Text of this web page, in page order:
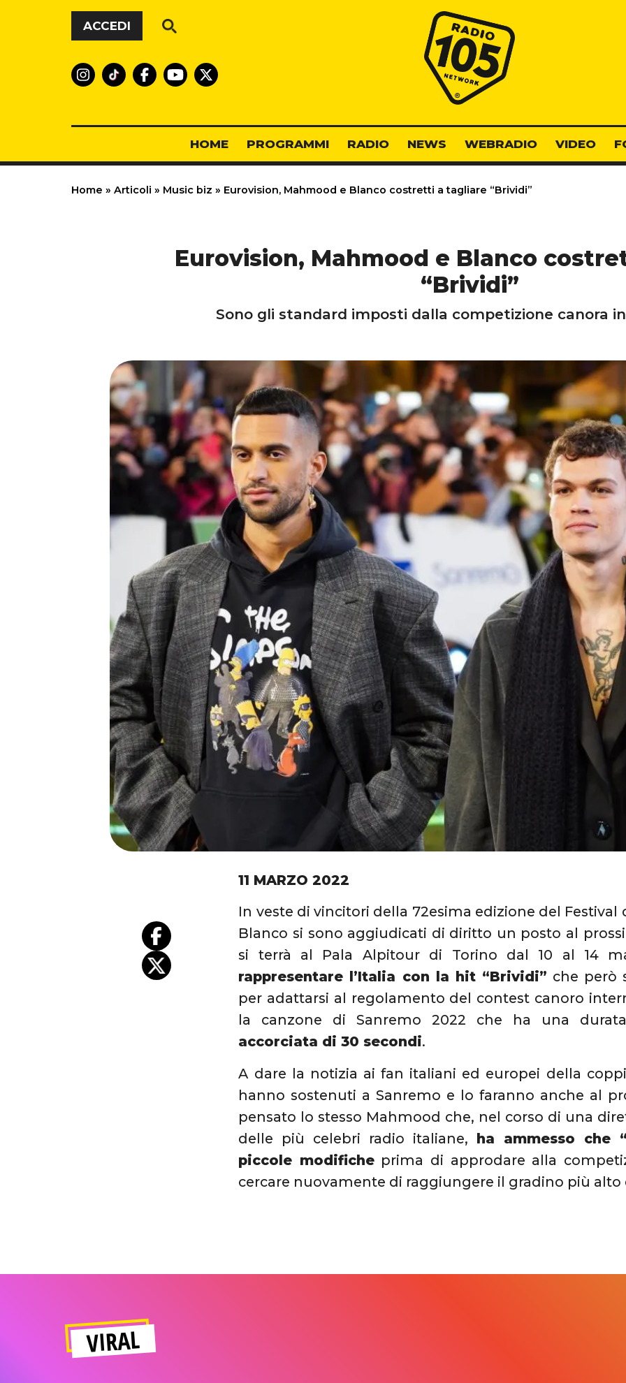
Vai al contenuto
ACCEDI
Radio 105
HOME PROGRAMMI RADIO NEWS WEBRADIO VIDEO
Home » Articoli » Music biz » Eurovision, Mahmood e Blanco costretti a tagliare “Brividi”
Eurovision, Mahmood e Blanco
“Brividi”
Sono gli standard imposti dalla competizione canora
11 MARZO 2022
In veste di vincitori della 72esima edizione del
Blanco si sono aggiudicati di diritto un posto al
si terrà al Pala Alpitour di Torino dal 10 al 14
rappresentare l’Italia con la hit “Brividi” che però
per adattarsi al regolamento del contest canoro
la canzone di Sanremo 2022 che ha una
accorciata di 30 secondi.
A dare la notizia ai fan italiani ed europei della
hanno sostenuti a Sanremo e lo faranno anche al
pensato lo stesso Mahmood che, nel corso di una
delle più celebri radio italiane, ha ammesso che
piccole modificheprima di approdare alla
cercare nuovamente di raggiungere il gradino più alto
VIRAL